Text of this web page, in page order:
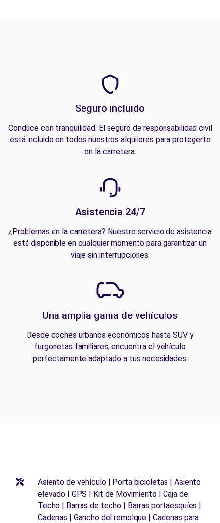
Seguro incluido
Conduce con tranquilidad. El seguro de responsabilidad civil
está incluido en todos nuestros alquileres para protegerte
en la carretera.
Asistencia 24/7
¿Problemas en la carretera? Nuestro servicio de asistencia
está disponible en cualquier momento para garantizar un
viaje sin interrupciones.
Una amplia gama de vehículos
Desde coches urbanos económicos hasta SUV y
furgonetas familiares, encuentra el vehículo
perfectamente adaptado a tus necesidades.
Asiento de vehículo | Porta bicicletas | Asiento
elevado | GPS | Kit de Movimiento | Caja de
Techo | Barras de techo | Barras portaesquíes |
Cadenas | Gancho del remolque | Cadenas para